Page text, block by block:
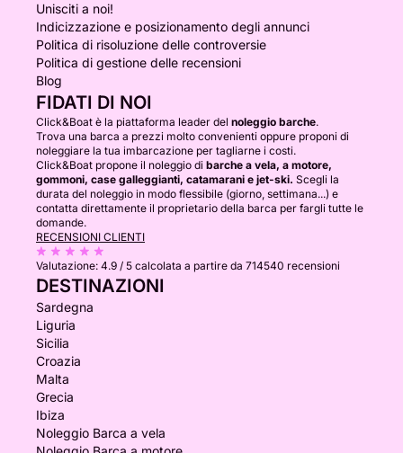
Unisciti a noi!
Indicizzazione e posizionamento degli annunci
Politica di risoluzione delle controversie
Politica di gestione delle recensioni
Blog
FIDATI DI NOI
Click&Boat è la piattaforma leader del noleggio barche.
Trova una barca a prezzi molto convenienti oppure proponi di
noleggiare la tua imbarcazione per tagliarne i costi.
Click&Boat propone il noleggio di barche a vela, a motore,
gommoni, case galleggianti, catamarani e jet-ski. Scegli la
durata del noleggio in modo flessibile (giorno, settimana...) e
contatta direttamente il proprietario della barca per fargli tutte le
domande.
RECENSIONI CLIENTI
Valutazione: 4.9 / 5 calcolata a partire da 714540 recensioni
DESTINAZIONI
Sardegna
Liguria
Sicilia
Croazia
Malta
Grecia
Ibiza
Noleggio Barca a vela